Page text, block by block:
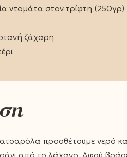
ντομάτα στον τρίφτη (250γρ)
ζάχαρη
προσθέτουμε νερό